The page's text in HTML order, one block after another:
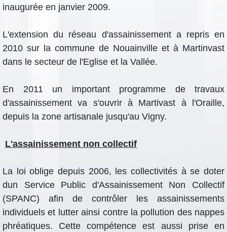
inaugurée en janvier 2009.
L'extension du réseau d'assainissement a repris en
2010 sur la commune de Nouainville et à Martinvast
dans le secteur de l'Eglise et la Vallée.
En 2011 un important programme de travaux
d'assainissement va s'ouvrir à Martivast à l'Oraille,
depuis la zone artisanale jusqu'au Vigny.
L'assainissement non collectif
La loi oblige depuis 2006, les collectivités à se doter
dun Service Public d'Assainissement Non Collectif
(SPANC) afin de contrôler les assainissements
individuels et lutter ainsi contre la pollution des nappes
phréatiques. Cette compétence est aussi prise en